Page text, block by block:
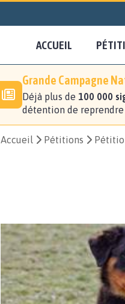
ACCUEIL
Grande Campagne
Déjà plus de 100 000
détention de
Accueil Pétitions